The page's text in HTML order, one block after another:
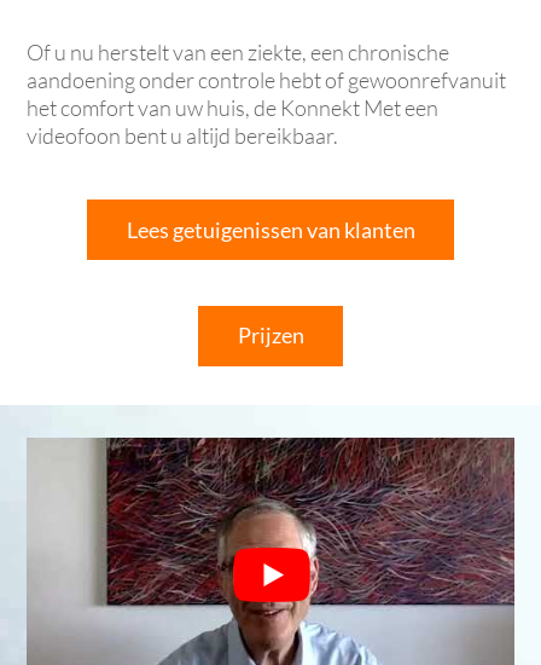
Of u nu herstelt van een ziekte, een chronische
aandoening onder controle hebt of gewoonrefvanuit
het comfort van uw huis, de Konnekt Met een
videofoon bent u altijd bereikbaar.
Lees getuigenissen van klanten
Prijzen